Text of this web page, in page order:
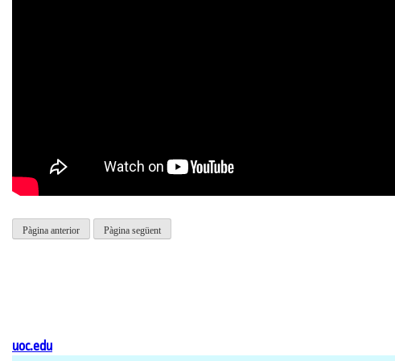
Pàgina anterior Pàgina següent
uoc.edu